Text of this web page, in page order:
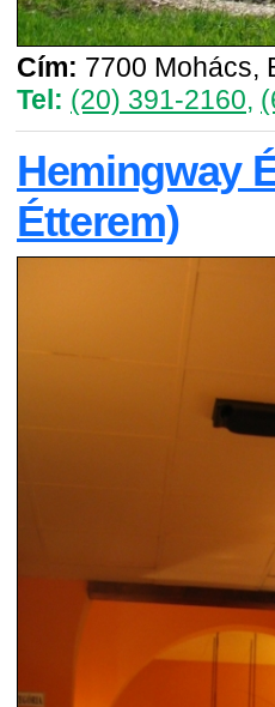
Cím: 7700 Mohács,
Tel: (20) 391-2160,
Hemingway
Étterem)